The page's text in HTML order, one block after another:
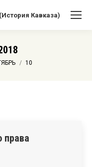
Кавказа)
10
права